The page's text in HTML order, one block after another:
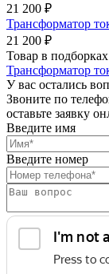
21 200 ₽
Трансформатор
21 200 ₽
Товар в
Трансформатор
У вас остались
Звоните по
оставьте заявку
Введите имя
Введите номер